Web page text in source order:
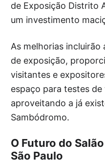
de Exposição Distrito
um investimento
As melhorias incluirão
de exposição,
visitantes e
espaço para testes
aproveitando a já
Sambódromo.
O Futuro do
São Paulo